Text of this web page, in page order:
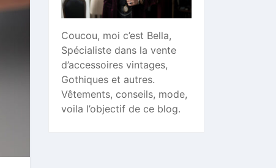
Coucou, moi c’est Bella,
Spécialiste dans la vente
d’accessoires vintages,
Gothiques et autres.
Vêtements, conseils, mode,
voila l’objectif de ce blog.